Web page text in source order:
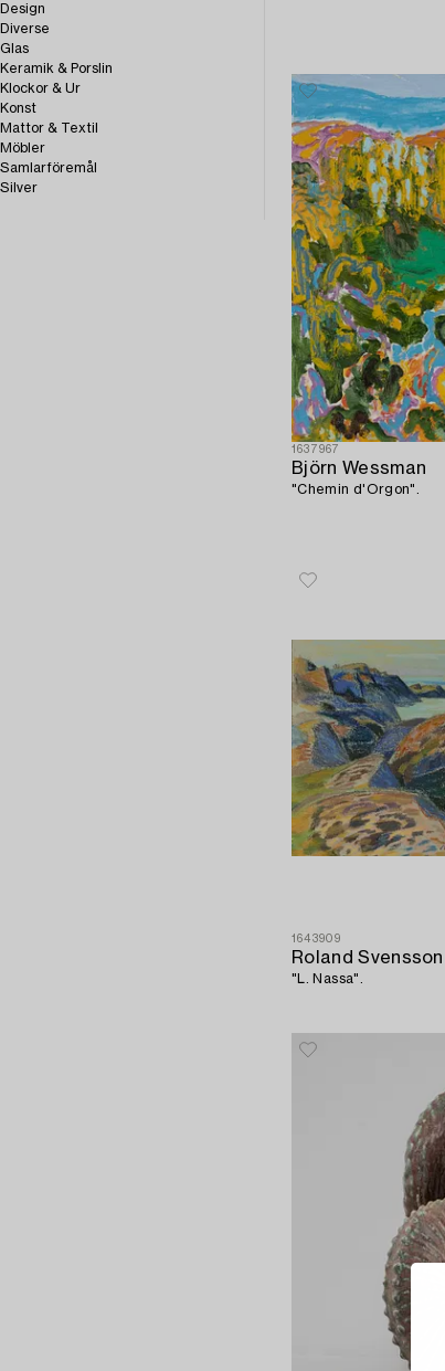
Design
Diverse
Glas
Keramik & Porslin
Klockor & Ur
Konst
Mattor & Textil
Möbler
Samlarföremål
Silver
1637967
Björn Wessman
"Chemin d'Orgon".
1643909
Roland Svensson
"L. Nassa".